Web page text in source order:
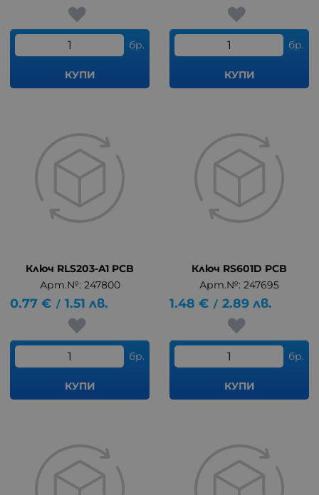
бр.
КУПИ
бр.
КУПИ
Ключ RLS203-A1 PCB
Арт.№: 247800
0.77 € / 1.51 лв.
бр.
КУПИ
Ключ RS601D PCB
Арт.№: 247695
1.48 € / 2.89 лв.
бр.
КУПИ